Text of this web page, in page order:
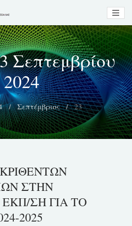
Σεπτεμβρίου
2024
Σεπτέμβριος 23
ΣΤΗΝ
ΣΗ ΓΙΑ ΤΟ
2025